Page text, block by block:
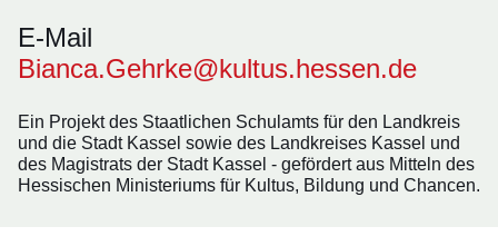
E-Mail
Bianca.Gehrke@kultus.hessen.de
Ein Projekt des Staatlichen Schulamts für den Landkreis
und die Stadt Kassel sowie des Landkreises Kassel und
des Magistrats der Stadt Kassel - gefördert aus Mitteln des
Hessischen Ministeriums für Kultus, Bildung und Chancen.